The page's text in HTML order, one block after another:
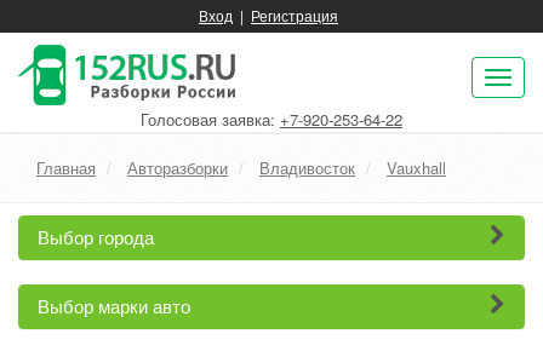
Вход | Регистрация
Голосовая заявка: +7-920-253-64-22
Главная Авторазборки Владивосток Vauxhall
Выбор города
Выбор марки авто